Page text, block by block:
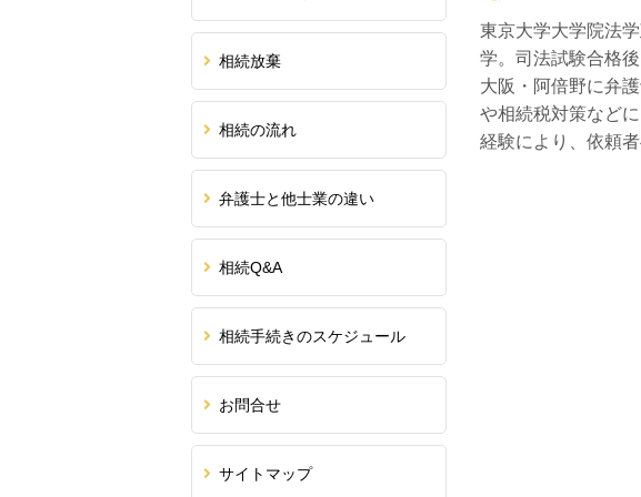
相続放棄
相続の流れ
弁護士と他士業の違い
相続Q&A
相続手続きのスケジュール
お問合せ
サイトマップ
東京大学大学院法
学。司法試験合格
大阪・阿倍野に弁
や相続税対策など
経験により、依頼